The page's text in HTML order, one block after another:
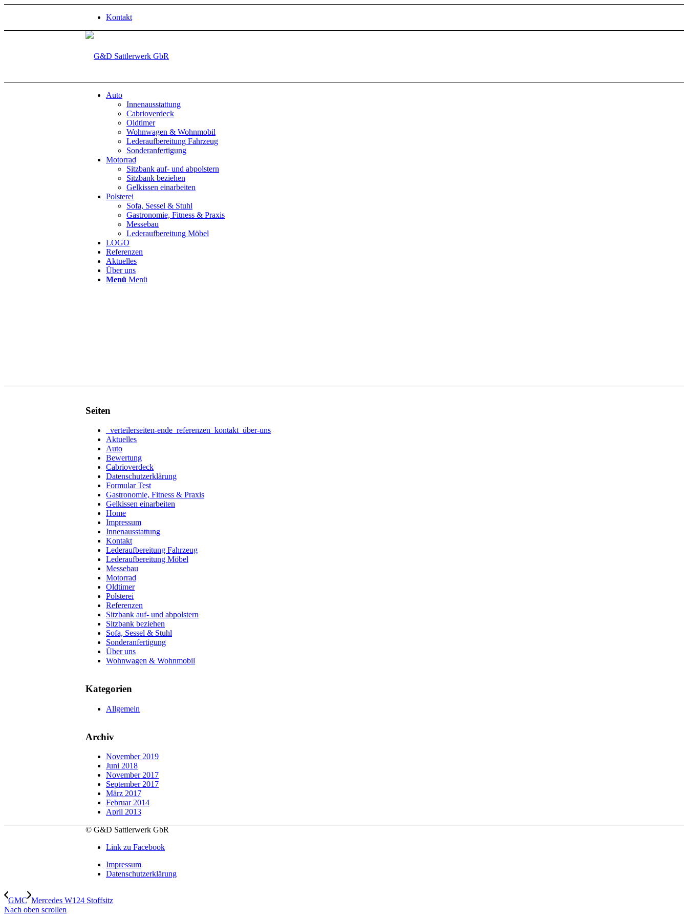
Kontakt
Auto
Innenausstattung
Cabrioverdeck
Oldtimer
Wohnwagen & Wohnmobil
Lederaufbereitung Fahrzeug
Sonderanfertigung
Motorrad
Sitzbank auf- und abpolstern
Sitzbank beziehen
Gelkissen einarbeiten
Polsterei
Sofa, Sessel & Stuhl
Gastronomie, Fitness & Praxis
Messebau
Lederaufbereitung Möbel
LOGO
Referenzen
Aktuelles
Über uns
Menü Menü
Seiten
_verteilerseiten-ende_referenzen_kontakt_über-uns
Aktuelles
Auto
Bewertung
Cabrioverdeck
Datenschutzerklärung
Formular Test
Gastronomie, Fitness & Praxis
Gelkissen einarbeiten
Home
Impressum
Innenausstattung
Kontakt
Lederaufbereitung Fahrzeug
Lederaufbereitung Möbel
Messebau
Motorrad
Oldtimer
Polsterei
Referenzen
Sitzbank auf- und abpolstern
Sitzbank beziehen
Sofa, Sessel & Stuhl
Sonderanfertigung
Über uns
Wohnwagen & Wohnmobil
Kategorien
Allgemein
Archiv
November 2019
Juni 2018
November 2017
September 2017
März 2017
Februar 2014
April 2013
© G&D Sattlerwerk GbR
Link zu Facebook
Impressum
Datenschutzerklärung
GMC Mercedes W124 Stoffsitz
Nach oben scrollen